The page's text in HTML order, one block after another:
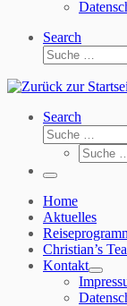
Search
Suche
Search
Suche
Suche
Menü
Home
Aktuelles
Christian’s
Kontakt